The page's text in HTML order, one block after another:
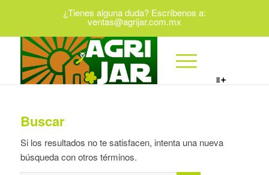
¿Tienes alguna duda? Escríbenos a:
ventas@agrijar.com.mx
Buscar
Si los resultados no te satisfacen, intenta una nueva
búsqueda con otros términos.